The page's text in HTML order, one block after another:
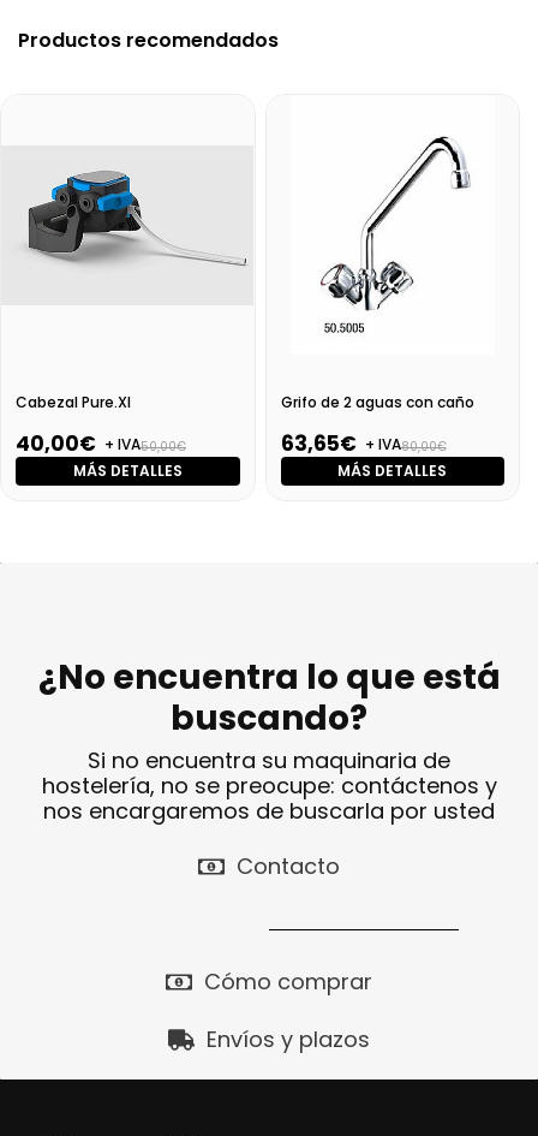
Productos recomendados
Cabezal Pure.Xl
40,00€ + IVA50,00€
MÁS DETALLES
Grifo de 2 aguas con caño
63,65€ + IVA80,00€
MÁS DETALLES
¿No encuentra lo que está
buscando?
Si no encuentra su maquinaria de
hostelería, no se preocupe: contáctenos y
nos encargaremos de buscarla por usted
Contacto
Cómo comprar
Envíos y plazos